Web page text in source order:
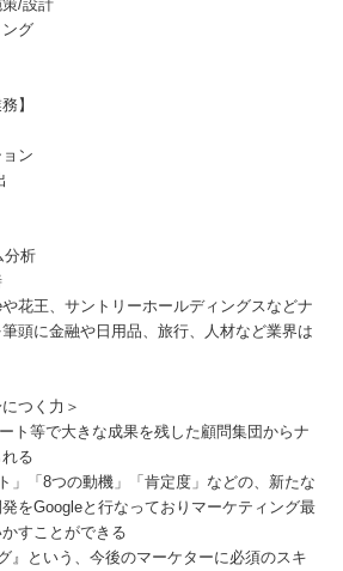
策/設計
ング
】
ン
分析
花王、サントリーホールディングスなどナ
頭に⾦融や⽇⽤品、旅⾏、⼈材など業界は
つく力＞
ト等で大きな成果を残した顧問集団からナ
る
」「8つの動機」「肯定度」などの、新たな
をGoogleと行なっておりマーケティング最
すことができる
』という、今後のマーケターに必須のスキ